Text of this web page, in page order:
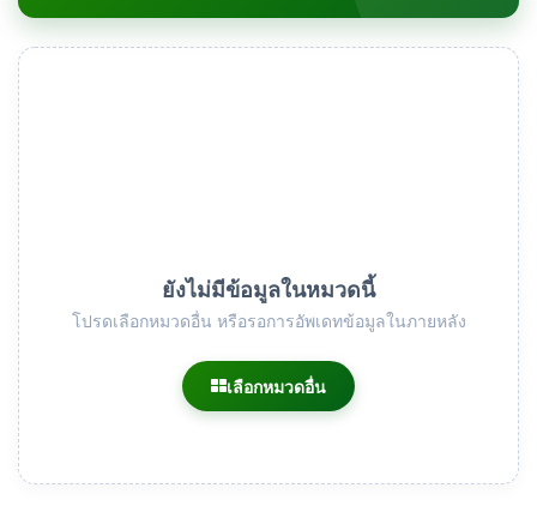
ยังไม่มีข้อมูลในหมวดนี้
โปรดเลือกหมวดอื่น หรือรอการอัพเดทข้อมูลในภายหลัง
เลือกหมวดอื่น